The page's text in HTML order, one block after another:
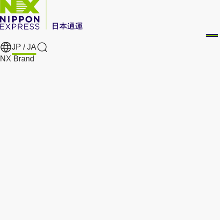
JP /JA
Search
NX Brand